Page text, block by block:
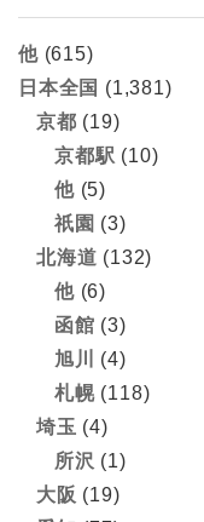
他(615)
日本全国 (1,381)
京都 (19)
京都駅 (10)
他(5)
祇園 (3)
北海道 (132)
他(6)
函館 (3)
旭川
(4)
札幌(118)
埼玉 (4)
所沢 (1)
大阪 (19)